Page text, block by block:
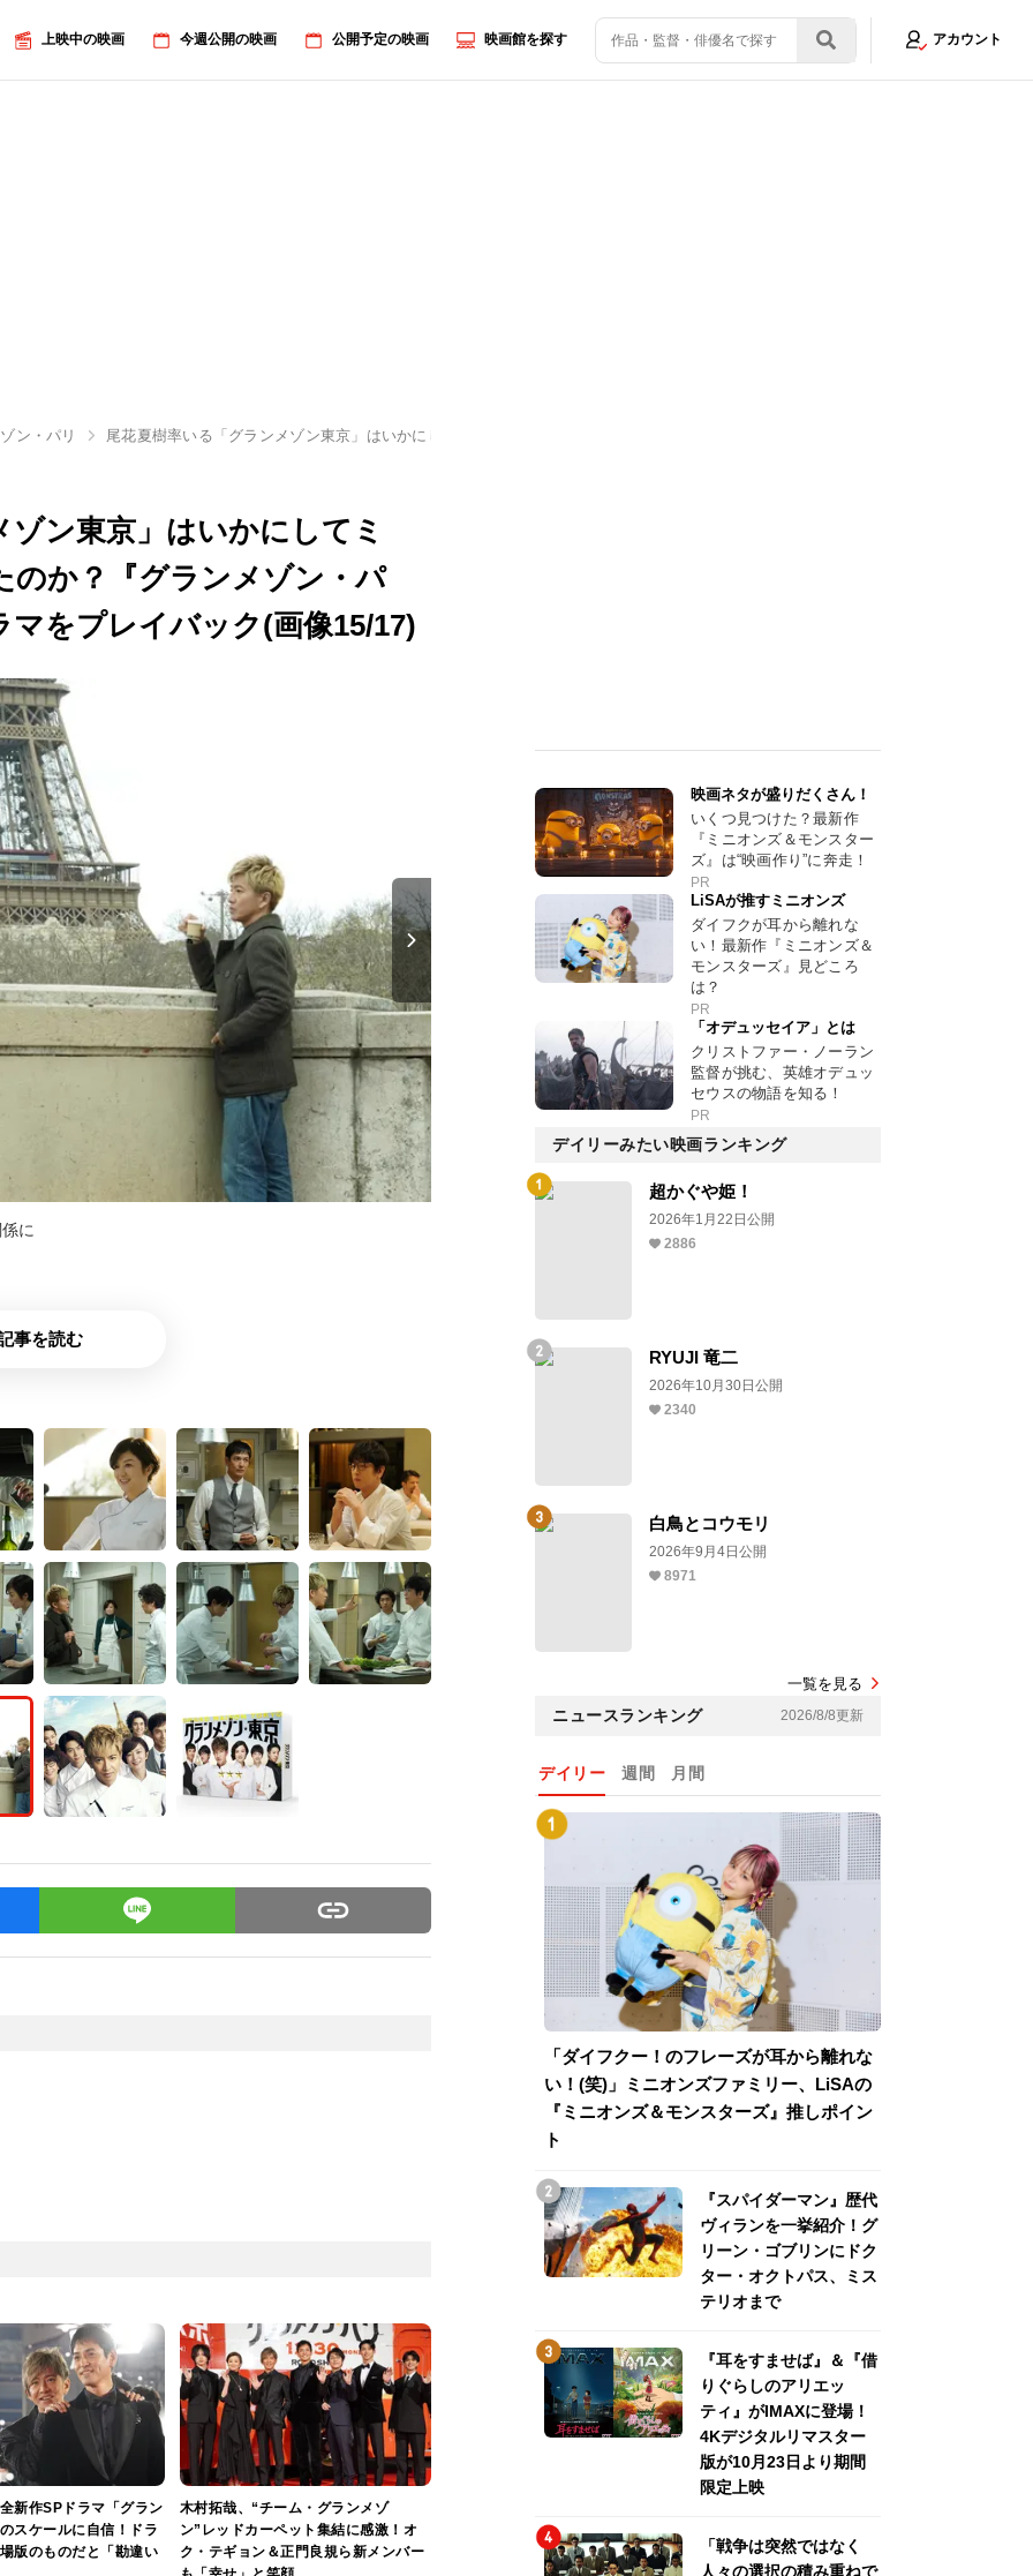
上映中の映画 今週公開の映画 公開予定の映画 映画館を探す アカウント
ン・パリ 尾花夏樹率いる「グランメゾン東京」はいかにしてミシュラン三つ星を獲得したのか？『グランメゾン・パリ』へ至る波乱万丈のドラ
ン東京」はいかにしてミ
のか？『グランメゾン・パ
をプレイバック(画像15/17)
に
事を読む
新作SPドラマ「グラン
スケールに自信！ドラ
版のものだと「勘違い
木村拓哉、“チーム・グランメゾ
ン”レッドカーペット集結に感激！オ
ク・テギョン＆正門良規ら新メンバー
映画ネタが盛りだくさん！
いくつ見つけた？最新作
『ミニオンズ＆モンスター
ズ』は“映画作り”に奔走！
PR
LiSAが推すミニオンズ
ダイフクが耳から離れな
い！最新作『ミニオンズ＆
モンスターズ』見どころ
は？
PR
「オデュッセイア」とは
クリストファー・ノーラン
監督が挑む、英雄オデュッ
セウスの物語を知る！
PR
デイリーみたい映画ランキング
超かぐや姫！
2026年1月22日公開
2886
RYUJI 竜二
2026年10月30日公開
2340
白鳥とコウモリ
2026年9月4日公開
8971
一覧を見る
ニュースランキング 2026/8/8更新
デイリー 週間 月間
「ダイフクー！のフレーズが耳から離れな
い！(笑)」ミニオンズファミリー、LiSAの
『ミニオンズ＆モンスターズ』推しポイン
ト
『スパイダーマン』歴代
ヴィランを一挙紹介！グ
リーン・ゴブリンにドク
ター・オクトパス、ミス
テリオまで
『耳をすませば』＆『借
りぐらしのアリエッ
ティ』がIMAXに登場！
4Kデジタルリマスター
版が10月23日より期間
限定上映
「戦争は突然ではなく
人々の選択の積み重ねで